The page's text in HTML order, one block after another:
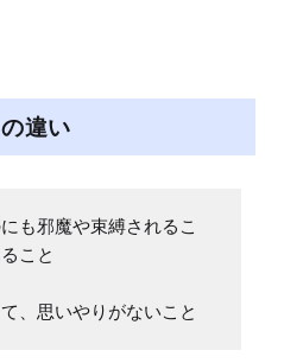
違い
も邪魔や束縛されるこ
こと
、思いやりがないこと